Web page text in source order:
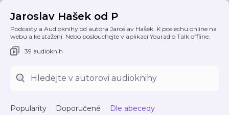
Jaroslav Hašek od P
Podcasty a Audioknihy od autora Jaroslav Hašek. K poslechu online na
webu a ke stažení. Nebo poslouchejte v aplikaci Youradio Talk offline.
39 audioknih
Popularity Doporučené Dle abecedy